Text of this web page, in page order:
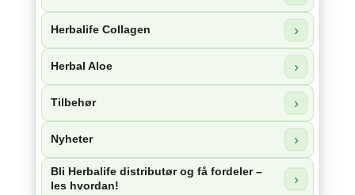
Herbalife Collagen
Herbal Aloe
Tilbehør
Nyheter
Bli Herbalife distributør og få fordeler –
les hvordan!